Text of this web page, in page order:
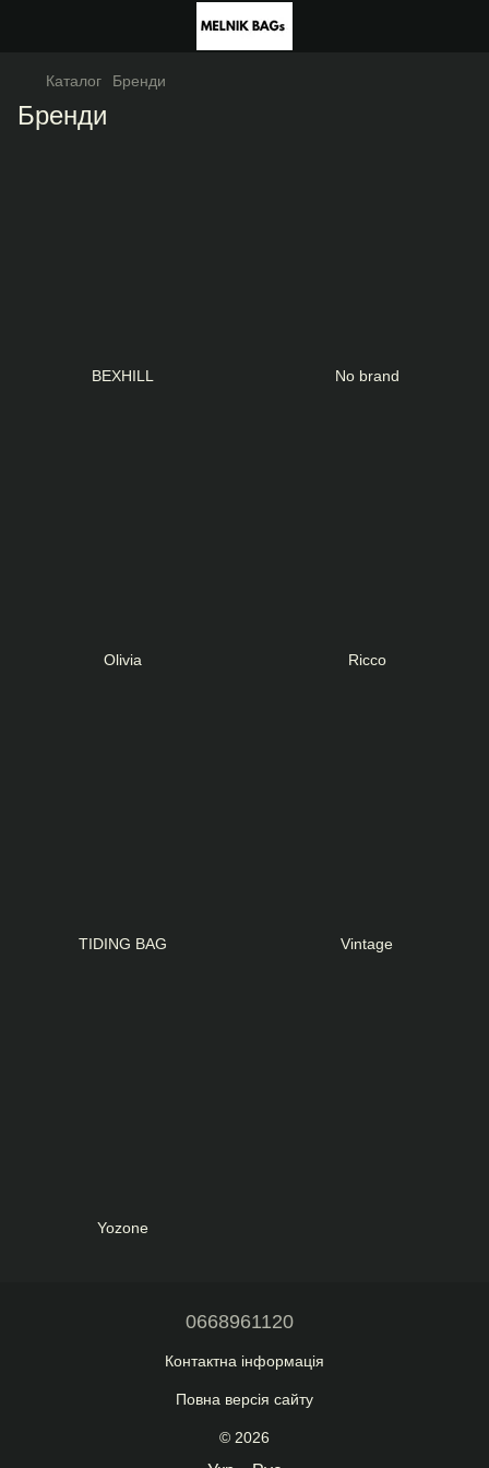
Каталог Бренди
Бренди
BEXHILL No brand
Olivia Ricco
TIDING BAG Vintage
Yozone
0668961120
Контактна інформація
Повна версія сайту
© 2026